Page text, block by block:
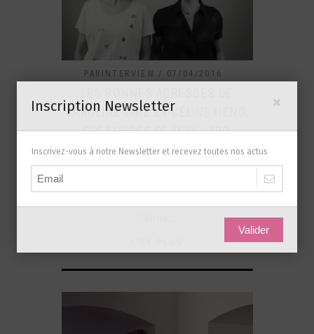
PARINTERVIEW 07/04/2016
CAROLINE DIAZ ET CÉLINE HÉNO,
CRÉATRICES DE MINI LABO
PARJUDITH HABERBERG
Mini Labo, c’est un studio de
Inscription Newsletter
Inscrivez-vous à notre Newsletter et recevez toutes nos actus
Valider